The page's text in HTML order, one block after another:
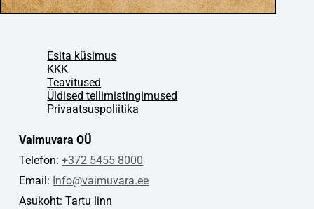
Esita küsimus
KKK
Teavitused
Üldised tellimistingimused
Privaatsuspoliitika
Vaimuvara OÜ
Telefon:+372 5455 8000
Email: Info@vaimuvara.ee
Asukoht: Tartu linn